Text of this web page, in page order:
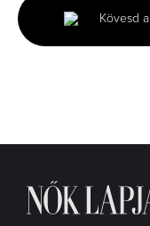
minute,
20
seconds
Kövesd a